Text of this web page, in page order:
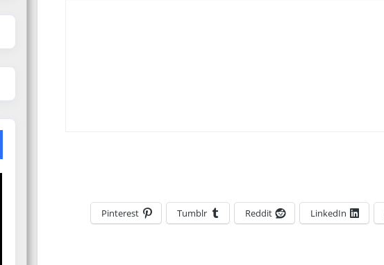
LinkedIn
Reddit
Tumblr
Pinterest